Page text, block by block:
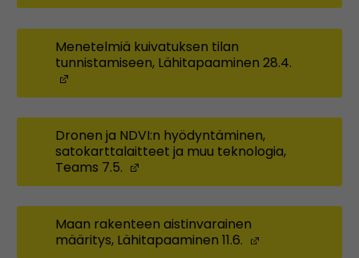
Menetelmiä kuivatuksen tilan
tunnistamiseen, Lähitapaaminen 28.4.
Dronen ja NDVI:n hyödyntäminen,
satokarttalaitteet ja muu teknologia,
Teams 7.5.
Maan rakenteen aistinvarainen
määritys, Lähitapaaminen 11.6.